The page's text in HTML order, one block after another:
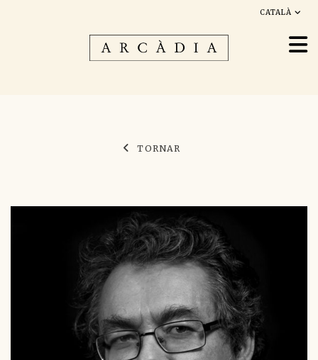
CATALÀ
TORNAR